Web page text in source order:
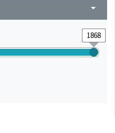
arrow_drop_down